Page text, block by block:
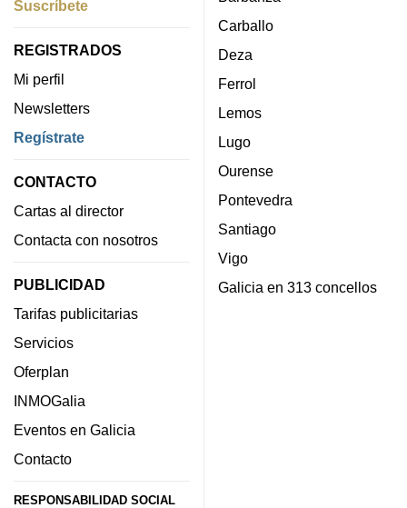
Suscríbete
REGISTRADOS
Mi perfil
Newsletters
Regístrate
CONTACTO
Cartas al director
Contacta con nosotros
PUBLICIDAD
Tarifas publicitarias
Servicios
Oferplan
INMOGalia
Eventos en Galicia
Contacto
RESPONSABILIDAD SOCIAL
Carballo
Deza
Ferrol
Lemos
Lugo
Ourense
Pontevedra
Santiago
Vigo
Galicia en 313 concellos